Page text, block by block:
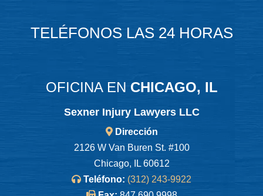
TELÉFONOS LAS 24 HORAS
OFICINA EN CHICAGO, IL
Sexner Injury Lawyers LLC
Dirección
2126 W Van Buren St. #100
Chicago, IL 60612
Teléfono: (312) 243-9922